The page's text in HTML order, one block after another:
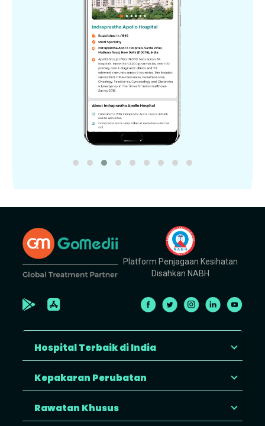
Platform Penjagaan Kesihatan
Disahkan NABH
Hospital Terbaik di India
Kepakaran Perubatan
Rawatan Khusus